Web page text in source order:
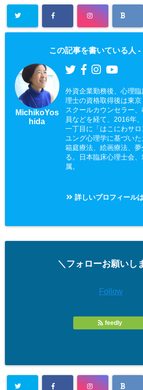
この記事を書いている人 -
MichikoYos
hida
外資企業勤務後、心理
理士の資格取得後は東
スクールカウンセラー
員などを経て、2016年
一丁目に「はこにわサロ
ユング心理学に基づいた
箱庭療法、絵画療法、
る。日本臨床心理士会
属。
詳しいプロフィール
＼フォローお願いし
Follow
feedly